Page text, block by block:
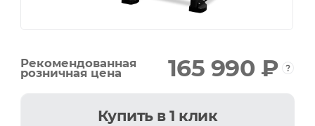
Рекомендованная
розничная цена 165 990 ₽
Купить в 1 клик